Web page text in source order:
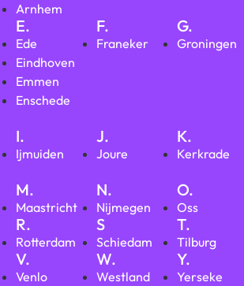
Arnhem
E.
Ede
Eindhoven
Emmen
Enschede
F.
Franeker
G.
Groningen
I.
Ijmuiden
J.
Joure
K.
Kerkrade
M.
Maastricht
N.
Nijmegen
O.
Oss
R.
Rotterdam
S
Schiedam
T.
Tilburg
V.
Venlo
W.
Westland
Y.
Yerseke